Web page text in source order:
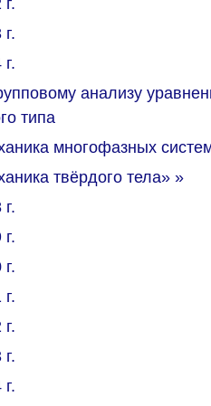
анализу
типа
многофазных
твёрдого тела»»